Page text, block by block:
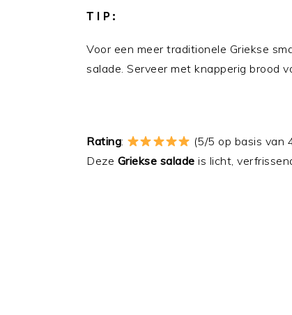
TIP:
Voor een meer traditionele Griekse
salade. Serveer met knapperig brood
Rating:
(5/5 op basis van
Deze Griekse salade is licht,